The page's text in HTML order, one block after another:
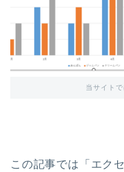
当サイト
この記事では「エク